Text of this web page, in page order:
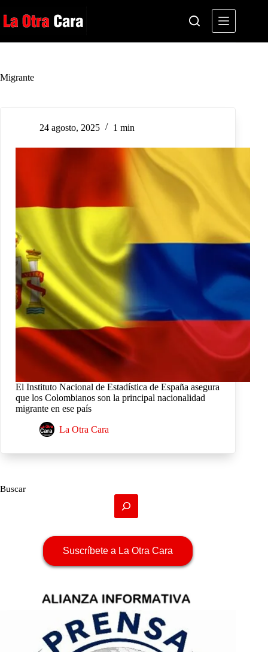
al
contenido
Migrante
24 agosto, 2025 1 min
El Instituto Nacional de Estadística de España asegura
que los Colombianos son la principal nacionalidad
migrante en ese país
La Otra Cara
Buscar
Suscríbete a La Otra Cara